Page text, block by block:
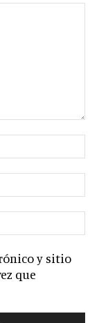
y sitio
que